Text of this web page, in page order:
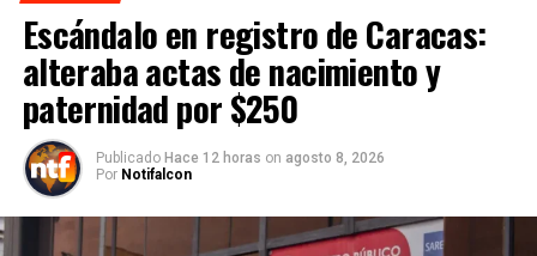
Escándalo en registro de Caracas:
alteraba actas de nacimiento y
paternidad por $250
Publicado Hace 12 horas on agosto 8, 2026
Por Notifalcon